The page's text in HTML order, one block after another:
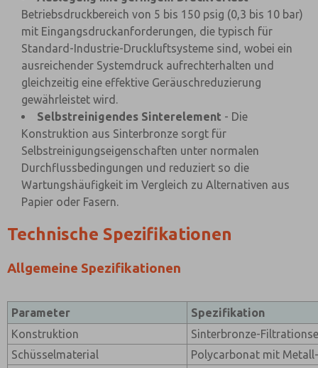
Betriebsdruckbereich von 5 bis 150 psig (0,3 bis 10 bar)
mit Eingangsdruckanforderungen, die typisch für
Standard-Industrie-Druckluftsysteme sind, wobei ein
ausreichender Systemdruck aufrechterhalten und
gleichzeitig eine effektive Geräuschreduzierung
gewährleistet wird.
Selbstreinigendes Sinterelement - Die
Konstruktion aus Sinterbronze sorgt für
Selbstreinigungseigenschaften unter normalen
Durchflussbedingungen und reduziert so die
Wartungshäufigkeit im Vergleich zu Alternativen aus
Papier oder Fasern.
Technische Spezifikationen
Allgemeine Spezifikationen
Parameter
Spezifikation
Konstruktion
Sinterbronze-
Schüsselmaterial
Polycarbonat mit